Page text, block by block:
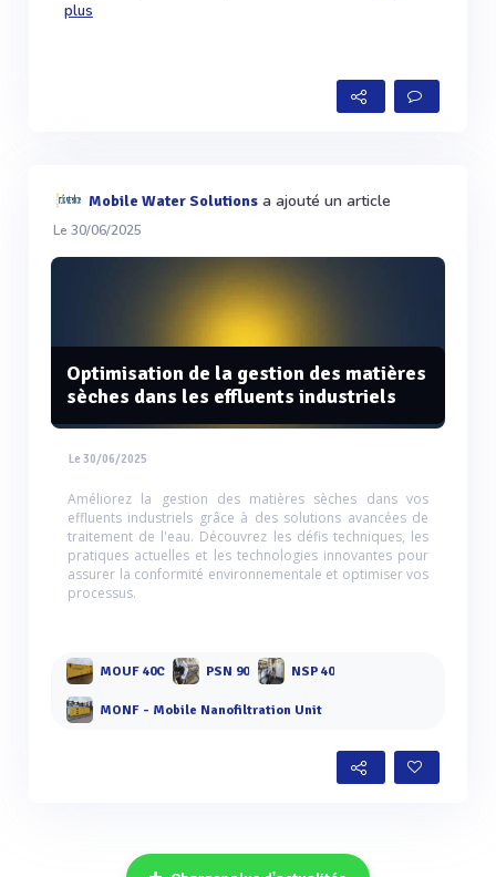
plus
Mobile Water Solutions a ajouté un article
Le 30/06/2025
Optimisation de la gestion des matières
sèches dans les effluents industriels
Le 30/06/2025
Améliorez la gestion des matières sèches dans vos
effluents industriels grâce à des solutions avancées de
traitement de l'eau. Découvrez les défis techniques, les
pratiques actuelles et les technologies innovantes pour
assurer la conformité environnementale et optimiser vos
processus.
MOUF 40C PSN 90 NSP 40
MONF - Mobile Nanofiltration Unit